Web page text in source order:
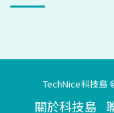
TechNice科技島
關於科技島